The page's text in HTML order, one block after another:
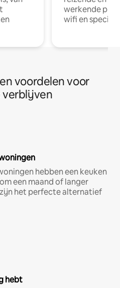
werkende
wifi en
voordelen voor
verblijven
hebben een keuken
een maand of langer
het perfecte alternatief
hebt